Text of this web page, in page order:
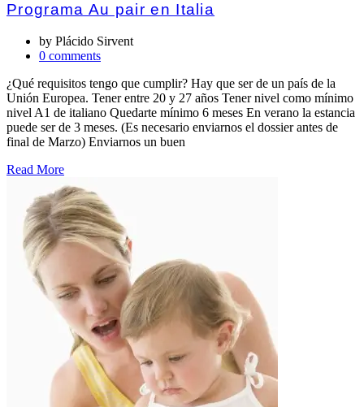
Programa Au pair en Italia
by Plácido Sirvent
0 comments
¿Qué requisitos tengo que cumplir? Hay que ser de un país de la
Unión Europea. Tener entre 20 y 27 años Tener nivel como mínimo
nivel A1 de italiano Quedarte mínimo 6 meses En verano la estancia
puede ser de 3 meses. (Es necesario enviarnos el dossier antes de
final de Marzo) Enviarnos un buen
Read More